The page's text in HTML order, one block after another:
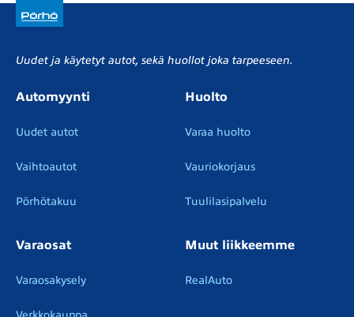
Uudet ja käytetyt autot, sekä huollot joka tarpeeseen.
Automyynti
Uudet autot
Vaihtoautot
Pörhötakuu
Huolto
Varaa huolto
Vauriokorjaus
Tuulilasipalvelu
Varaosat
Varaosakysely
Muut liikkeemme
RealAuto